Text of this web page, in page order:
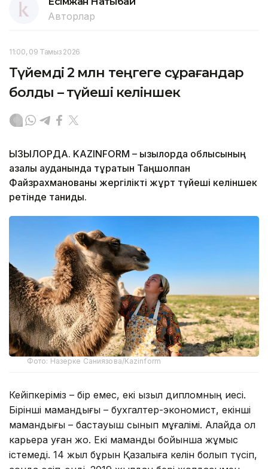
Авторлар
11:00, 09 Тамыз 2026
Түйемді 2 млн теңгеге сұрағандар
болды – түйеші келіншек
ҚЫЗЫЛОРДА. KAZINFORM – Қызылорда облысының
Қазалы ауданында тұратын Таңшолпан
Файзрахманованы жергілікті жұрт түйеші келіншек
ретінде таниды.
Фото: Назерке Саниязова/Kazinform
Кейіпкеріміз – бір емес, екі қызыл дипломның иесі.
Бірінші мамандығы – бухгалтер-экономист, екінші
мамандығы – бастауыш сынып мұғалімі. Алайда ол
карьера қуған жоқ. Екі мамандық бойынша жұмыс
істемеді. 14 жыл бұрын Қазалыға келін болып түсіп,